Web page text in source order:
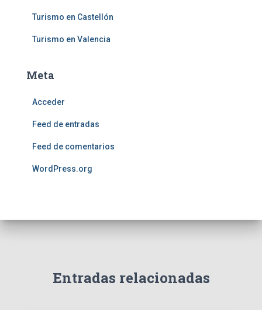
Turismo en Castellón
Turismo en Valencia
Meta
Acceder
Feed de entradas
Feed de comentarios
WordPress.org
Entradas relacionadas